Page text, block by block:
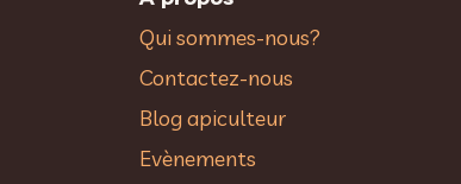
Qui sommes-nous?
Contactez-nous
Blog apiculteur
Evènements